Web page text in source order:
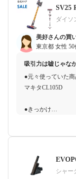
SV25
ダイソ
美好さんの買
東京都 女性 50
吸引力は嘘じゃな
●元々使っていた商
マキタCL105D
●きっかけ
以前から吸引力が
●予算感
購入前はダイソン
シャー